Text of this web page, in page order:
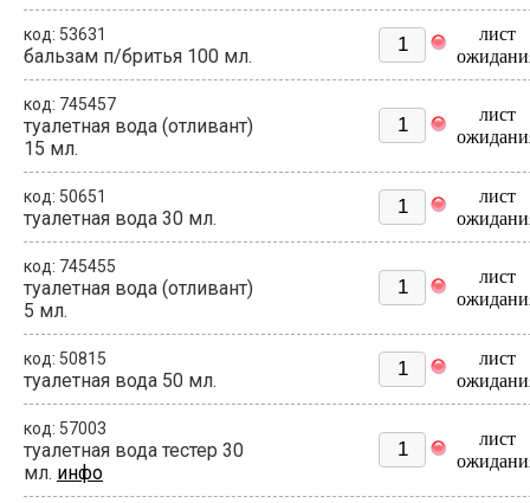
код: 53631
бальзам п/бритья 100 мл.
лист
код: 745457
туалетная вода (отливант)
15 мл.
лист
код: 50651
туалетная вода 30 мл.
лист
код: 745455
туалетная вода (отливант)
5 мл.
лист
код: 50815
туалетная вода 50 мл.
лист
код: 57003
туалетная вода тестер 30
мл. инфо
лист